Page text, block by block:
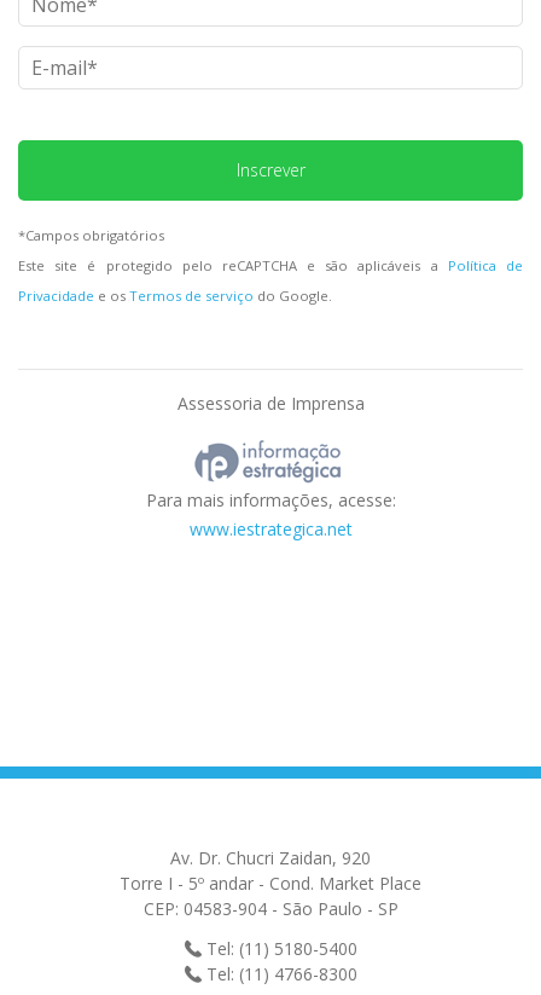
empty.
*Campos obrigatórios
Este site é protegido pelo reCAPTCHA e são aplicáveis a Política de
Privacidade e os Termos de serviço do Google.
Assessoria de Imprensa
Para mais informações, acesse:
www.iestrategica.net
Av. Dr. Chucri Zaidan, 920
Torre I - 5º andar - Cond. Market Place
CEP: 04583-904 - São Paulo - SP
Tel: (11) 5180-5400
Tel: (11) 4766-8300